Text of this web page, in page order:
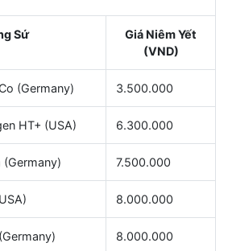
Sứ
Giá Niêm Yết
(VND)
(Germany) 3.500.000
HT+ (USA) 6.300.000
(Germany) 7.500.000
8.000.000
8.000.000